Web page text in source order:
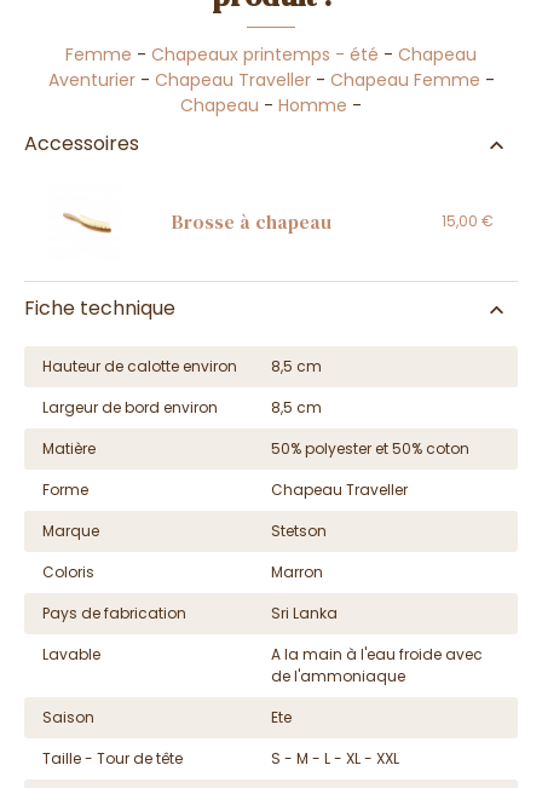
Femme - Chapeaux printemps - été - Chapeau
Aventurier- Chapeau Traveller- Chapeau Femme -
Chapeau - Homme -
Accessoires
Brosse à chapeau 15,00 €
Fiche technique
Hauteur de calotte environ
8,5 cm
Largeur de bord environ
8,5 cm
Matière
50% polyester et 50% coton
Forme
Chapeau Traveller
Marque
Stetson
Coloris
Marron
Pays de fabrication
Sri Lanka
Lavable
A la main à l'eau froide avec
de l'ammoniaque
Saison
Ete
Taille - Tour de tête
S - M - L - XL - XXL